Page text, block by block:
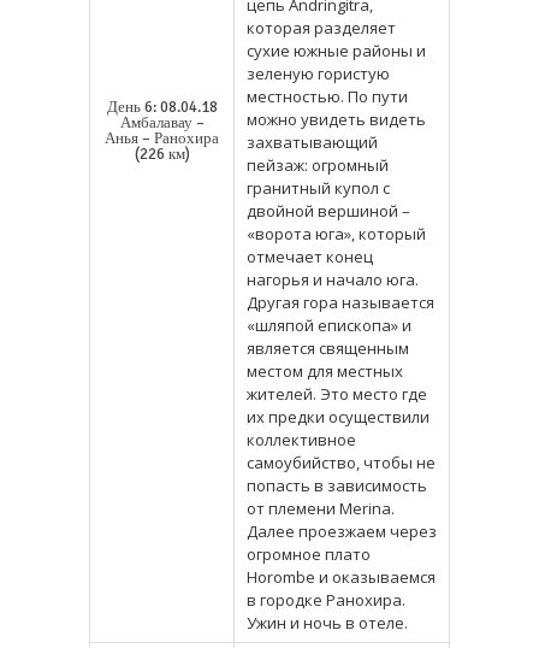
День 6: 08.04.18
Амбалавау –
Анья – Ранохира
(226 км)
цепь Andringitra,
которая разделяет
сухие южные районы и
зеленую гористую
местностью. По пути
можно увидеть видеть
захватывающий
пейзаж: огромный
гранитный купол с
двойной вершиной –
«ворота юга», который
отмечает конец
нагорья и начало юга.
Другая гора называется
«шляпой епископа» и
является священным
местом для местных
жителей. Это место где
их предки осуществили
коллективное
самоубийство, чтобы не
попасть в зависимость
от племени Merina.
Далее проезжаем через
огромное плато
Horombe и оказываемся
в городке Ранохира.
Ужин и ночь в отеле.